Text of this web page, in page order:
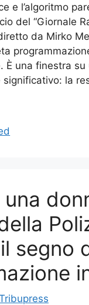
e l’algoritmo
del “Giornale
da Mirko
È una finestra su
significativo: la
segno